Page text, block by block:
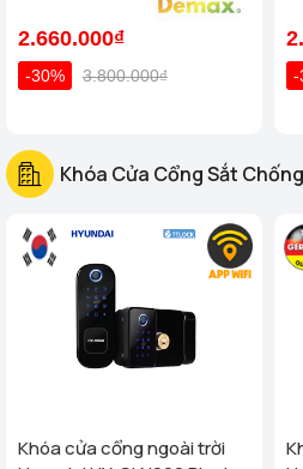
2.660.000₫
-30% 3.800.000₫ -
Khóa Cửa Cổng Sắt
Khóa cửa cổng ngoài trời